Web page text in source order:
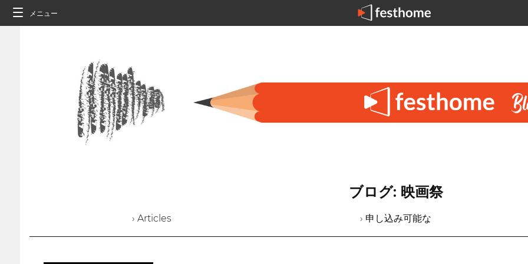
メニュー
ブログ: 映画祭
› Articles › 申し込み可能な